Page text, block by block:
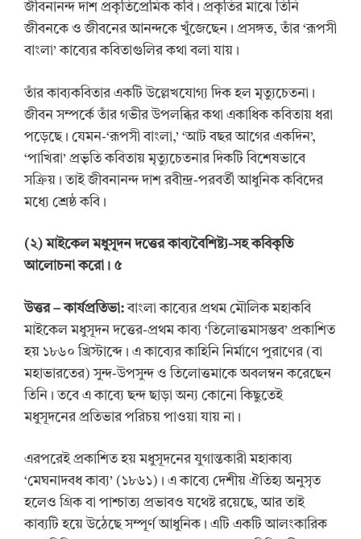
জীবনানন্দ দাশ প্রকৃতিপ্রেমিক কবি। প্রকৃতির মাঝে তিনি
জীবনকে ও জীবনের আনন্দকে খুঁজেছেন। প্রসঙ্গত, তাঁর ‘রূপসী
বাংলা’ কাব্যের কবিতাগুলির কথা বলা যায়।
তাঁর কাব্যকবিতার একটি উল্লেখযোগ্য দিক হল মৃত্যুচেতনা।
জীবন সম্পর্কে তাঁর গভীর উপলব্ধির কথা একাধিক কবিতায় ধরা
পড়েছে। যেমন-‘রূপসী বাংলা,’ ‘আট বছর আগের একদিন’,
‘পাখিরা’ প্রভৃতি কবিতায় মৃত্যুচেতনার দিকটি বিশেষভাবে
সক্রিয়। তাই জীবনানন্দ দাশ রবীন্দ্র-পরবর্তী আধুনিক কবিদের
মধ্যে শ্রেষ্ঠ কবি।
(২)মাইকেল মধুসূদন দত্তের কাব্যবৈশিষ্ট্য-সহ কবিকৃতি
আলোচনা করো। ৫
উত্তর–কার্যপ্রতিভা:বাংলা কাব্যের প্রথম মৌলিক মহাকবি
মাইকেল মধুসূদন দত্তের-প্রথম কাব্য ‘তিলোত্তমাসম্ভব’ প্রকাশিত
হয় ১৮৬০ খ্রিস্টাব্দে। এ কাব্যের কাহিনি নির্মাণে পুরাণের (বা
মহাভারতের) সুন্দ-উপসুন্দ ও তিলোত্তমাকে অবলম্বন করেছেন
তিনি। তবে এ কাব্যে ছন্দ ছাড়া অন্য কোনো কিছুতেই
মধুসূদনের প্রতিভার পরিচয় পাওয়া যায় না।
এরপরেই প্রকাশিত হয় মধুসূদনের যুগান্তকারী মহাকাব্য
‘মেঘনাদবধ কাব্য’ (১৮৬১)। এ কাব্যে দেশীয় ঐতিহ্য অনুসৃত
হলেও গ্রিক বা পাশ্চাত্য প্রভাবও যথেষ্ট রয়েছে, আর তাই
কাব্যটি হয়ে উঠেছে সম্পূর্ণ আধুনিক। এটি একটি আলংকারিক